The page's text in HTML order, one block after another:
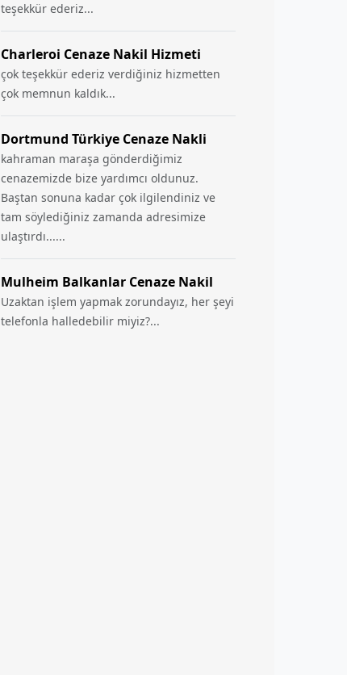
teşekkür ederiz...
Charleroi Cenaze Nakil Hizmeti
çok teşekkür ederiz verdiğiniz hizmetten
çok memnun kaldık...
Dortmund Türkiye Cenaze Nakli
kahraman maraşa gönderdiğimiz
cenazemizde bize yardımcı oldunuz.
Baştan sonuna kadar çok ilgilendiniz ve
tam söylediğiniz zamanda adresimize
ulaştırdı......
Mulheim Balkanlar Cenaze Nakil
Uzaktan işlem yapmak zorundayız, her şeyi
telefonla halledebilir miyiz?...